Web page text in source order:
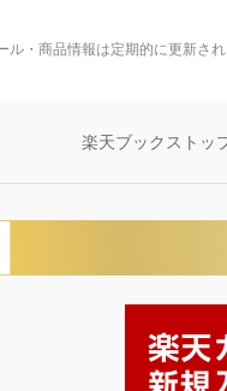
ル・商品情報は定期的に更新さ
楽天ブックストッ